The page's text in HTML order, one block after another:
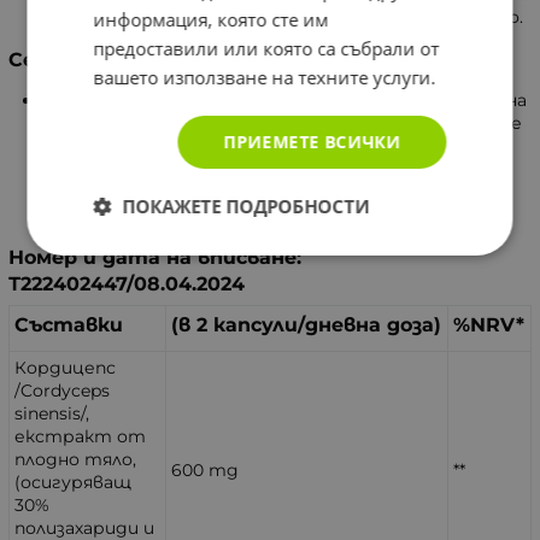
и поддържа физическите възможности на тялото.
Селен
Селенът е минерал, който подпомага защитата на
клетките и поддържа нормалното функциониране
на организма. Той допринася за повишаване на
имунитета, поддържа чернодробната функция,
щитовидната жлеза.
Номер и дата на вписване:
Т222402447/08.04.2024
Съставки
(в 2 капсули/дневна доза) %NRV*
Кордицепс
/Cordyceps
sinensis/,
екстракт от
плодно тяло,
(осигуряващ
30%
полизахариди и
600 mg **
информация, която сте им
предоставили или която са събрали от
вашето използване на техните услуги.
ПРИЕМЕТЕ ВСИЧКИ
ПОКАЖЕТЕ ПОДРОБНОСТИ